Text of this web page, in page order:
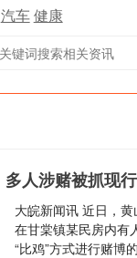
汽车健康
多人涉赌被抓现
大皖新闻讯 近日，
在甘棠镇某民房内有
“比鸡”方式进行赌博